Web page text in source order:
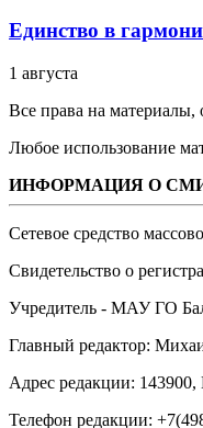
Единство в
1 августа
Все права на
Любое использование
ИНФОРМАЦИЯ О
Сетевое средство
Свидетельство о
Учредитель - МАУ ГО
Главный редактор:
Адрес редакции: 143900,
Телефон редакции: